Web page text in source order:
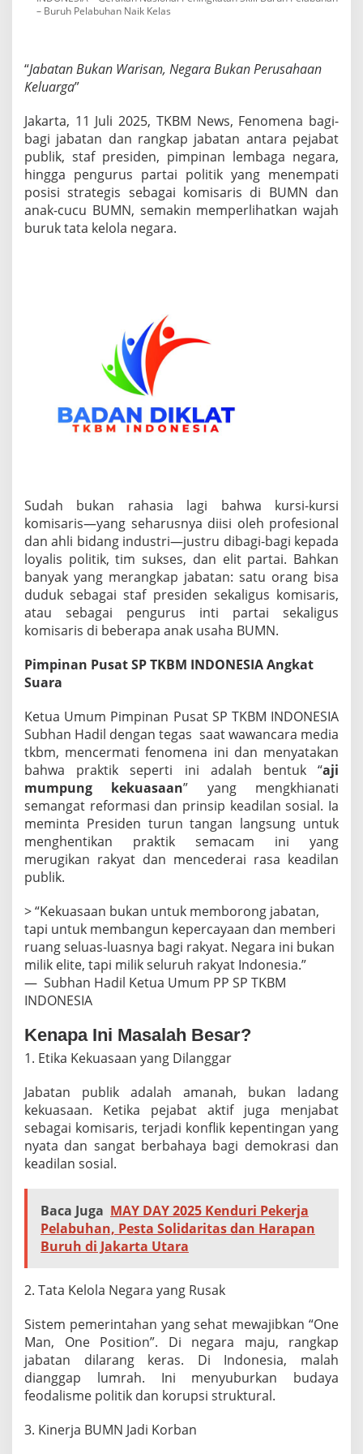
a
!
g
a
a
n
M
i
a
,
B
u
k
a
o
m
p
o
k
I
t
u
-
u
j
a
!
– Buruh Pelabuhan Naik Kelas
“Jabatan Bukan Warisan, Negara Bukan Perusahaan
Keluarga”
Jakarta, 11 Juli 2025, TKBM News, Fenomena bagi-
bagi jabatan dan rangkap jabatan antara pejabat
publik, staf presiden, pimpinan lembaga negara,
hingga pengurus partai politik yang menempati
posisi strategis sebagai komisaris di BUMN dan
anak-cucu BUMN, semakin memperlihatkan wajah
buruk tata kelola negara.
Sudah bukan rahasia lagi bahwa kursi-kursi
komisaris—yang seharusnya diisi oleh profesional
dan ahli bidang industri—justru dibagi-bagi kepada
loyalis politik, tim sukses, dan elit partai. Bahkan
banyak yang merangkap jabatan: satu orang bisa
duduk sebagai staf presiden sekaligus komisaris,
atau sebagai pengurus inti partai sekaligus
komisaris di beberapa anak usaha BUMN.
Pimpinan Pusat SP TKBM INDONESIA Angkat
Suara
Ketua Umum Pimpinan Pusat SP TKBM INDONESIA
Subhan Hadil dengan tegas saat wawancara media
tkbm, mencermati fenomena ini dan menyatakan
bahwa praktik seperti ini adalah bentuk “aji
mumpung kekuasaan” yang mengkhianati
semangat reformasi dan prinsip keadilan sosial. Ia
meminta Presiden turun tangan langsung untuk
menghentikan praktik semacam ini yang
merugikan rakyat dan mencederai rasa keadilan
publik.
> “Kekuasaan bukan untuk memborong jabatan,
tapi untuk membangun kepercayaan dan memberi
ruang seluas-luasnya bagi rakyat. Negara ini bukan
milik elite, tapi milik seluruh rakyat Indonesia.”
— Subhan Hadil Ketua Umum PP SP TKBM
INDONESIA
Kenapa Ini Masalah Besar?
1. Etika Kekuasaan yang Dilanggar
Jabatan publik adalah amanah, bukan ladang
kekuasaan. Ketika pejabat aktif juga menjabat
sebagai komisaris, terjadi konflik kepentingan yang
nyata dan sangat berbahaya bagi demokrasi dan
keadilan sosial.
Baca Juga MAY DAY 2025 Kenduri Pekerja
Pelabuhan, Pesta Solidaritas dan Harapan
Buruh di Jakarta Utara
2. Tata Kelola Negara yang Rusak
Sistem pemerintahan yang sehat mewajibkan “One
Man, One Position”. Di negara maju, rangkap
jabatan dilarang keras. Di Indonesia, malah
dianggap lumrah. Ini menyuburkan budaya
feodalisme politik dan korupsi struktural.
3. Kinerja BUMN Jadi Korban